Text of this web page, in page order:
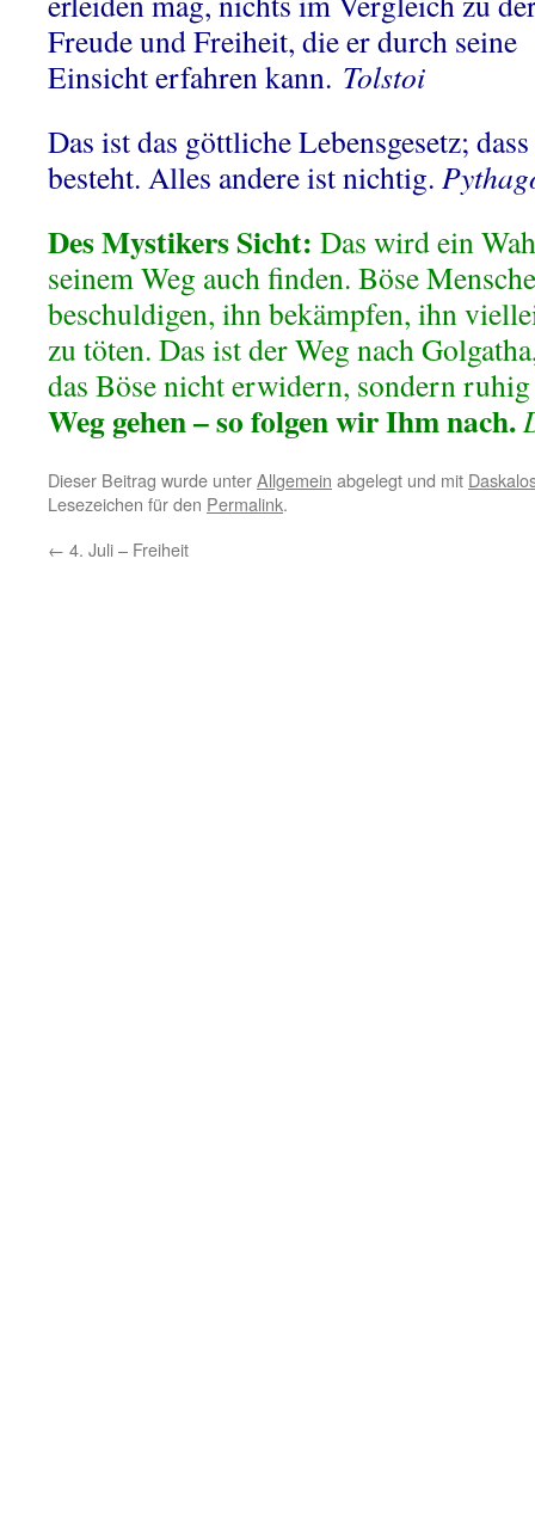
Freude und Freiheit, die er durch seine
Einsicht erfahren kann. Tolstoi
Das ist das göttliche Lebensgesetz;
besteht. Alles andere ist nichtig.
Des Mystikers Sicht: Das wird ein
seinem Weg auch finden. Böse
beschuldigen, ihn bekämpfen, ihn
zu töten. Das ist der Weg nach
das Böse nicht erwidern, sondern
Weggehen –so folgen wir Ihm nach.
Dieser Beitrag wurde unterAllgemein abgelegt und mit
Lesezeichen für den Permalink.
← 4. Juli – Freiheit